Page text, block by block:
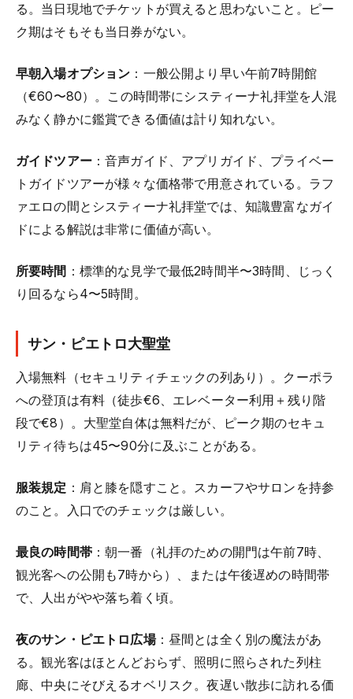
る。当日現地でチケットが買えると思わないこと。ピー
ク期はそもそも当日券がない。
早朝入場オプション ：一般公開より早い午前7時開館
（€60〜80）。この時間帯にシスティーナ礼拝堂を人混
みなく静かに鑑賞できる価値は計り知れない。
ガイドツアー：音声ガイド、アプリガイド、プライベー
トガイドツアーが様々な価格帯で用意されている。ラフ
ァエロの間とシスティーナ礼拝堂では、知識豊富なガイ
ドによる解説は非常に価値が高い。
所要時間 ：標準的な見学で最低2時間半〜3時間、じっく
り回るなら4〜5時間。
サン・ピエトロ大聖堂
入場無料（セキュリティチェックの列あり）。クーポラ
への登頂は有料（徒歩€6、エレベーター利用＋残り階
段で€8）。大聖堂自体は無料だが、ピーク期のセキュ
リティ待ちは45〜90分に及ぶことがある。
服装規定 ：肩と膝を隠すこと。スカーフやサロンを持参
のこと。入口でのチェックは厳しい。
最良の時間帯：朝一番（礼拝のための開門は午前7時、
観光客への公開も7時から）、または午後遅めの時間帯
で、人出がやや落ち着く頃。
夜のサン・ピエトロ広場：昼間とは全く別の魔法があ
る。観光客はほとんどおらず、照明に照らされた列柱
廊、中央にそびえるオベリスク。夜遅い散歩に訪れる価